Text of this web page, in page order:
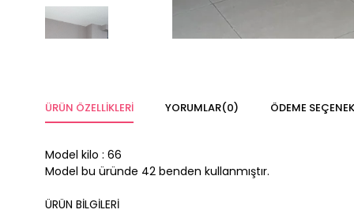
ÜRÜN ÖZELLIKLERI YORUMLAR(0) ÖDEME
Model kilo : 66
Model bu üründe 42 benden kullanmıştır.
ÜRÜN BİLGİLERİ